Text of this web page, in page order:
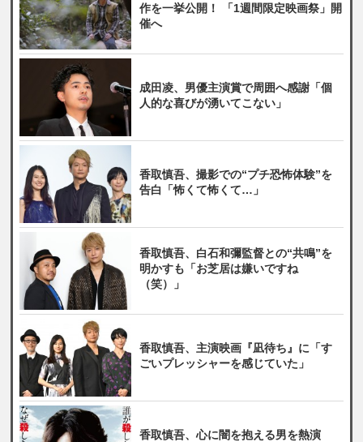
作を一挙公開！ 「1週間限定映画祭」開
催へ
成田凌、男優主演賞で周囲へ感謝「個
人的な喜びが湧いてこない」
香取慎吾、撮影での“プチ恐怖体験”を
告白「怖くて怖くて…」
香取慎吾、白石和彌監督との“共鳴”を
明かすも「お芝居は嫌いですね
（笑）」
香取慎吾、主演映画『凪待ち』に「す
ごいプレッシャーを感じていた」
香取慎吾、心に闇を抱える男を熱演